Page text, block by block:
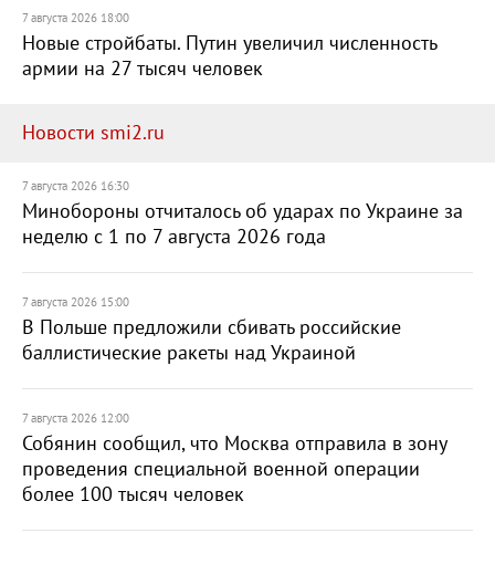
7 августа 2026 18:00
Новые стройбаты. Путин увеличил численность
армии на 27 тысяч человек
Новости smi2.ru
7 августа 2026 16:30
Минобороны отчиталось об ударах по Украине за
неделю с 1 по 7 августа 2026 года
7 августа 2026 15:00
В Польше предложили сбивать российские
баллистические ракеты над Украиной
7 августа 2026 12:00
Собянин сообщил, что Москва отправила в зону
проведения специальной военной операции
более 100 тысяч человек